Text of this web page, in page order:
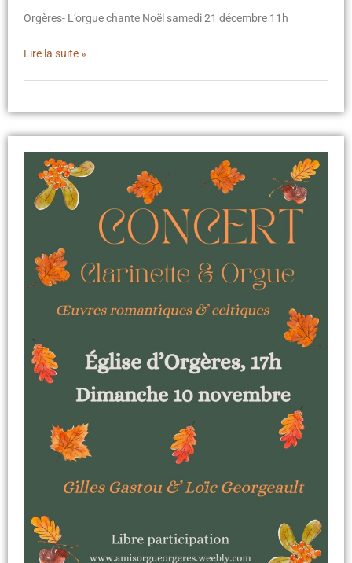
Orgères- L’orgue chante Noël samedi 21 décembre 11h
Lire la suite »